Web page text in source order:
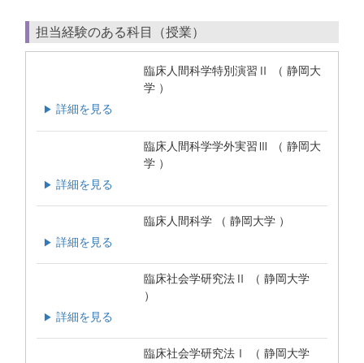
担当経験のある科目（授業）
臨床人間科学特別演習Ⅱ （ 静岡大
学 ）
▶ 詳細を見る
臨床人間科学学外実習Ⅲ （ 静岡大
学 ）
▶ 詳細を見る
臨床人間科学 （ 静岡大学 ）
▶ 詳細を見る
臨床社会学研究法Ⅱ （ 静岡大学
）
▶ 詳細を見る
臨床社会学研究法Ⅰ （ 静岡大学